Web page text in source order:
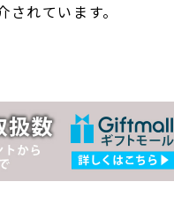
れています。